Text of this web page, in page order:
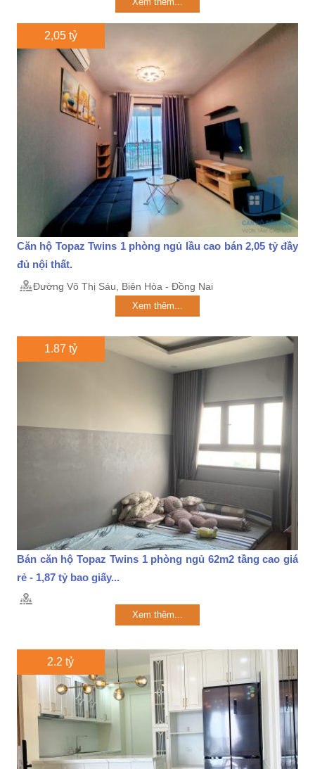
2,05 tỷ
Căn hộ Topaz Twins 1 phòng ngủ lầu cao bán 2,05 tỷ đầy
đủ nội thất.
Đường Võ Thị Sáu, Biên Hòa - Đồng Nai
Xem thêm...
1.87 tỷ
Bán căn hộ Topaz Twins 1 phòng ngủ 62m2 tầng cao giá
rẻ - 1,87 tỷ bao giấy...
Xem thêm...
2.2 tỷ